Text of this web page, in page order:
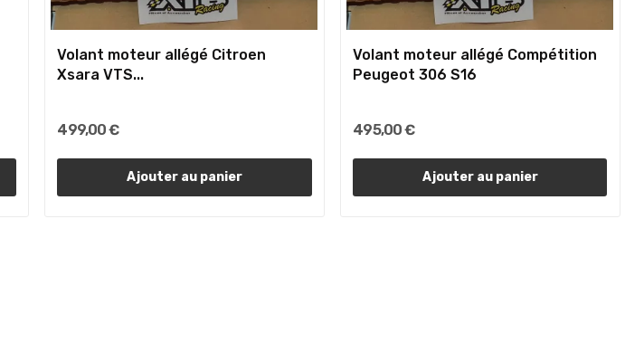
Volant moteur allégé Citroen
Xsara VTS...
499,00 €
Ajouter au panier
Volant moteur allégé Compétition
Peugeot 306 S16
495,00 €
Ajouter au panier